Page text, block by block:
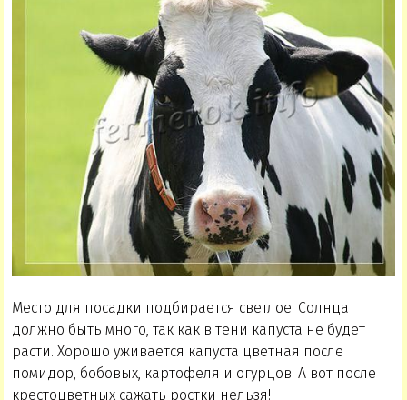
Место для посадки подбирается светлое. Солнца
должно быть много, так как в тени капуста не будет
расти. Хорошо уживается капуста цветная после
помидор, бобовых, картофеля и огурцов. А вот после
крестоцветных сажать ростки нельзя!